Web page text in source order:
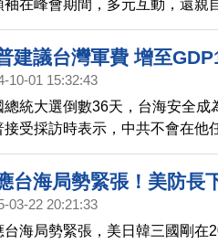
袖在峰會期間，多元互動，還親
訪台，拜登則親切回應I will我會
，今天（20日）晉見總統賴清德
，支持APEC研究能量。
建議台灣軍費 增至
10-01 15:32:43
總統大選倒數36天，台海安全成
接受採訪時表示，中共不會在他
，川普也建議台灣，將國防預算
台海局勢緊張！美防長
03-22 20:21:33
台海局勢緊張，美日韓三國剛在